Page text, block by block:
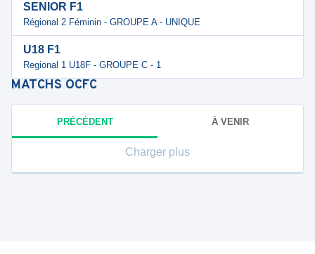
SENIOR F1
Régional 2 Féminin - GROUPE A - UNIQUE
U18 F1
Regional 1 U18F - GROUPE C - 1
MATCHS OCFC
PRÉCÉDENT À VENIR
Charger plus